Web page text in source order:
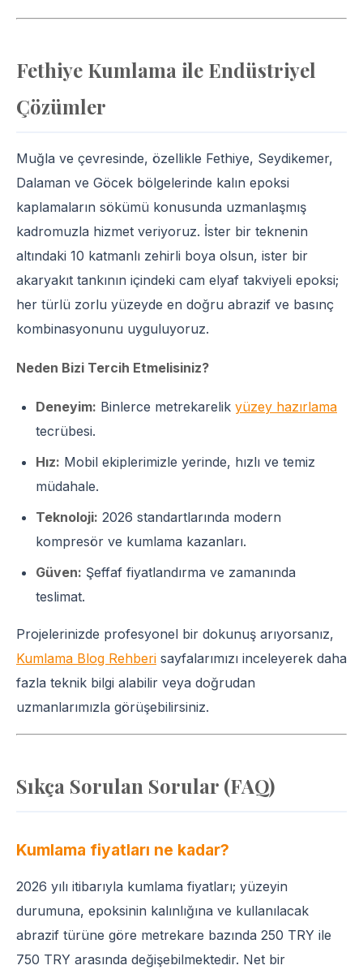
Fethiye Kumlama ile Endüstriyel
Çözümler
Muğla ve çevresinde, özellikle Fethiye, Seydikemer,
Dalaman ve Göcek bölgelerinde kalın epoksi
kaplamaların sökümü konusunda uzmanlaşmış
kadromuzla hizmet veriyoruz. İster bir teknenin
altındaki 10 katmanlı zehirli boya olsun, ister bir
akaryakıt tankının içindeki cam elyaf takviyeli epoksi;
her türlü zorlu yüzeyde en doğru abrazif ve basınç
kombinasyonunu uyguluyoruz.
Neden Bizi Tercih Etmelisiniz?
Deneyim: Binlerce metrekarelik yüzey hazırlama
tecrübesi.
Hız: Mobil ekiplerimizle yerinde, hızlı ve temiz
müdahale.
Teknoloji: 2026 standartlarında modern
kompresör ve kumlama kazanları.
Güven: Şeffaf fiyatlandırma ve zamanında
teslimat.
Projelerinizde profesyonel bir dokunuş arıyorsanız,
Kumlama Blog Rehberi sayfalarımızı inceleyerek daha
fazla teknik bilgi alabilir veya doğrudan
uzmanlarımızla görüşebilirsiniz.
Sıkça Sorulan Sorular (FAQ)
Kumlama fiyatları ne kadar?
2026 yılı itibarıyla kumlama fiyatları; yüzeyin
durumuna, epoksinin kalınlığına ve kullanılacak
abrazif türüne göre metrekare bazında 250 TRY ile
750 TRY arasında değişebilmektedir. Net bir